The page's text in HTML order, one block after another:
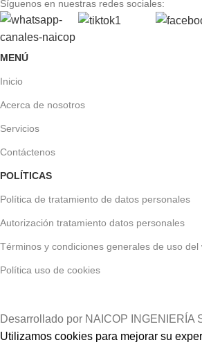
Síguenos en nuestras redes sociales:
MENÚ
Inicio
Acerca de nosotros
Servicios
Contáctenos
POLÍTICAS
Política de tratamiento de datos personales
Autorización tratamiento datos personales
Términos y condiciones generales de uso del
Política uso de cookies
Desarrollado por NAICOP INGENIERÍA
Utilizamos cookies para mejorar su